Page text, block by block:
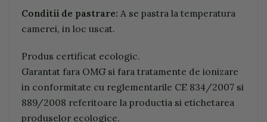
Conditii de pastrare: A se pastra la temperatura
camerei, in loc uscat.
Produs certificat ecologic.
Garantat fara OMG si fara tratamente de ionizare
in conformitate cu reglementarile CE 834/2007 si
889/2008 referitoare la productia si etichetarea
produselor ecologice.